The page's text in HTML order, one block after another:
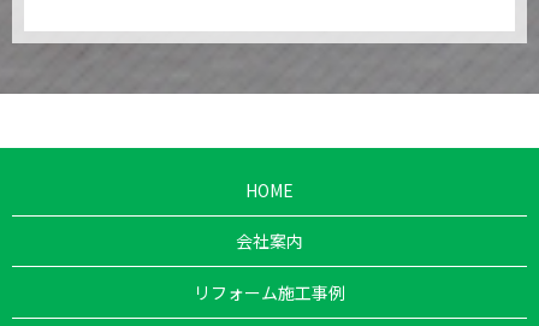
HOME
会社案内
リフォーム施工事例